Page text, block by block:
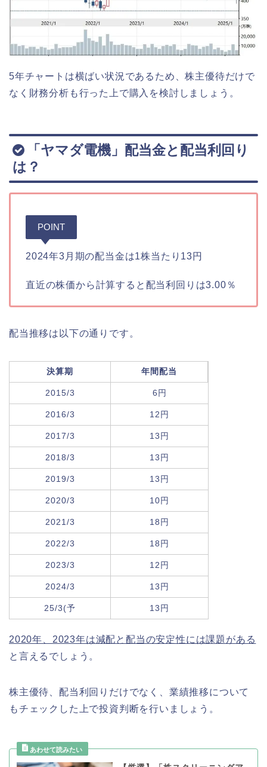
5年チャートは横ばい状況であるため、株主優待だけで
なく財務分析も行った上で購入を検討しましょう。
「ヤマダ電機」配当金と配当利回り
は？
POINT
2024年3月期の配当金は1株当たり13円
直近の株価から計算すると配当利回りは3.00％
配当推移は以下の通りです。
決算期 年間配当
2015/3 6円
2016/3 12円
2017/3 13円
2018/3 13円
2019/3 13円
2020/3 10円
2021/3 18円
2022/3 18円
2023/3 12円
2024/3 13円
25/3(予 13円
2020年、2023年は減配と配当の安定性には課題がある
と言えるでしょう。
株主優待、配当利回りだけでなく、業績推移について
もチェックした上で投資判断を行いましょう。